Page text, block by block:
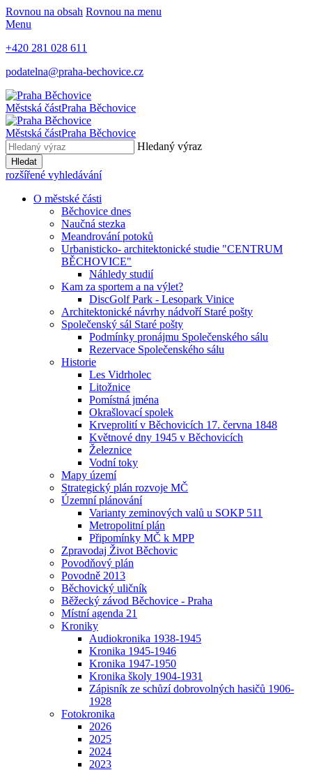
Rovnou na obsah Rovnou na menu
Menu
+420 281 028 611
podatelna@praha-bechovice.cz
Městská částPraha Běchovice
Městská částPraha Běchovice
Hledaný výraz
Hledat
rozšířené vyhledávání
O městské části
Běchovice dnes
Naučná stezka
Meandrování potoků
Urbanisticko- architektonické studie "CENTRUM
BĚCHOVICE"
Náhledy studií
Kam za sportem a na výlet?
DiscGolf Park - Lesopark Vinice
Architektonické návrhy nádvoří Staré pošty
Společenský sál Staré pošty
Podmínky pronájmu Společenského sálu
Rezervace Společenského sálu
Historie
Les Vidrholec
Litožnice
Pomístná jména
Okrašlovací spolek
Krveprolití v Běchovicích 17. června 1848
Květnové dny 1945 v Běchovicích
Železnice
Vodní toky
Mapy území
Strategický plán rozvoje MČ
Územní plánování
Varianty zeminových valů u SOKP 511
Metropolitní plán
Připomínky MČ k MPP
Zpravodaj Život Běchovic
Povodňový plán
Povodně 2013
Běchovický uličník
Běžecký závod Běchovice - Praha
Místní agenda 21
Kroniky
Audiokronika 1938-1945
Kronika 1945-1946
Kronika 1947-1950
Kronika školy 1904-1931
Zápisník ze schůzí dobrovolných hasičů 1906-
1928
Fotokronika
2026
2025
2024
2023